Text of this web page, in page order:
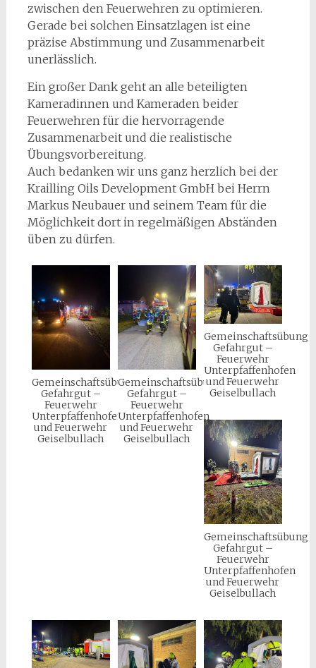
zwischen den Feuerwehren zu optimieren.
Gerade bei solchen Einsatzlagen ist eine
präzise Abstimmung und Zusammenarbeit
unerlässlich.
Ein großer Dank geht an alle beteiligten
Kameradinnen und Kameraden beider
Feuerwehren für die hervorragende
Zusammenarbeit und die realistische
Übungsvorbereitung.
Auch bedanken wir uns ganz herzlich bei der
Krailling Oils Development GmbH bei Herrn
Markus Neubauer und seinem Team für die
Möglichkeit dort in regelmäßigen Abständen
üben zu dürfen.
Gemeinschaftsübung
Gefahrgut –
Feuerwehr
Unterpfaffenhofen
und Feuerwehr
Geiselbullach
Gemeinschaftsübung
Gefahrgut –
Feuerwehr
Unterpfaffenhofen
und Feuerwehr
Geiselbullach
Gemeinschaftsübung
Gefahrgut –
Feuerwehr
Unterpfaffenhofen
und Feuerwehr
Geiselbullach
Gemeinschaftsübung
Gefahrgut –
Feuerwehr
Unterpfaffenhofen
und Feuerwehr
Geiselbullach